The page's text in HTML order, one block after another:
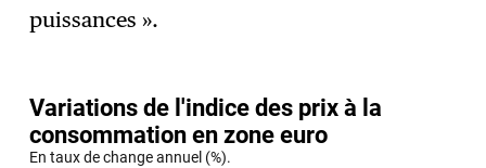
puissances ».